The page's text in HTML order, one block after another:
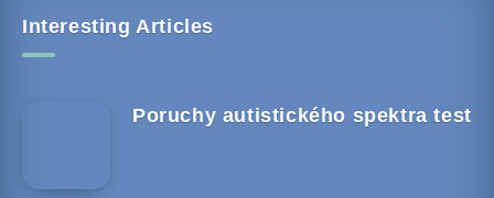
Interesting Articles
Poruchy autistického spektra test